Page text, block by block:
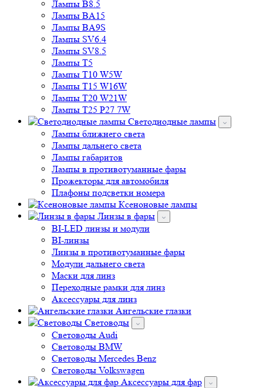
Лампы B8.5
Лампы BA15
Лампы BA9S
Лампы SV6.4
Лампы SV8.5
Лампы T5
Лампы T10 W5W
Лампы T15 W16W
Лампы T20 W21W
Лампы T25 P27 7W
Светодиодные лампы
Лампы ближнего света
Лампы дальнего света
Лампы габаритов
Лампы в противотуманные фары
Прожекторы для автомобиля
Плафоны подсветки номера
Ксеноновые лампы
Линзы в фары
BI-LED линзы и модули
BI-линзы
Линзы в противотуманные фары
Модули дальнего света
Маски для линз
Переходные рамки для линз
Аксессуары для линз
Ангельские глазки
Световоды
Cветоводы Audi
Cветоводы BMW
Световоды Mercedes Benz
Cветоводы Volkswagen
Аксессуары для фар